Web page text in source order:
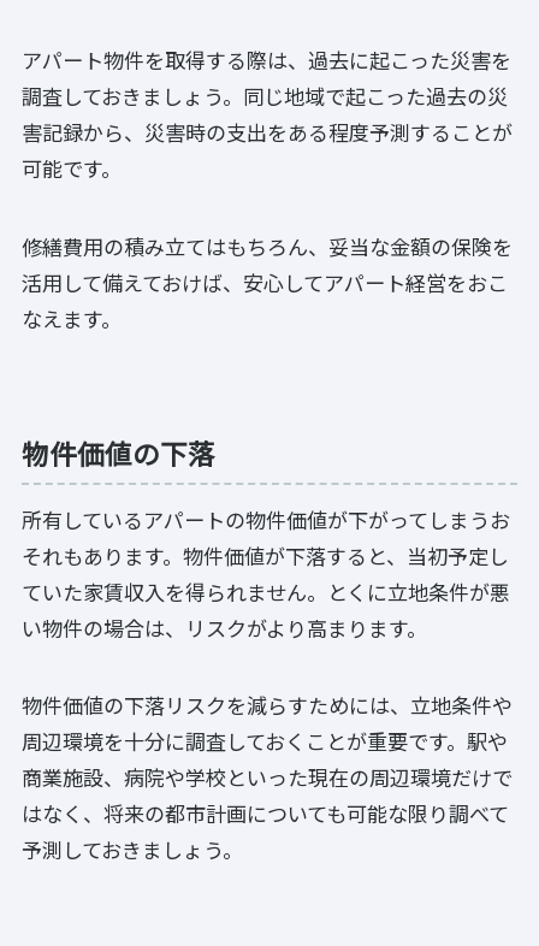
アパート物件を取得する際は、過去に起こった災害を
調査しておきましょう。同じ地域で起こった過去の災
害記録から、災害時の支出をある程度予測することが
可能です。
修繕費用の積み立てはもちろん、妥当な金額の保険を
活用して備えておけば、安心してアパート経営をおこ
なえます。
物件価値の下落
所有しているアパートの物件価値が下がってしまうお
それもあります。物件価値が下落すると、当初予定し
ていた家賃収入を得られません。とくに立地条件が悪
い物件の場合は、リスクがより高まります。
物件価値の下落リスクを減らすためには、立地条件や
周辺環境を十分に調査しておくことが重要です。駅や
商業施設、病院や学校といった現在の周辺環境だけで
はなく、将来の都市計画についても可能な限り調べて
予測しておきましょう。